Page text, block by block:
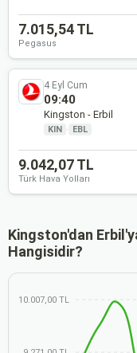
7.015,54 TL
Pegasus
4 Eyl Cum
09:40
Kingston - Erbil
KIN · EBL
9.042,07 TL
Türk Hava Yolları
Kingston'dan
Hangisidir?
10.007,00 TL